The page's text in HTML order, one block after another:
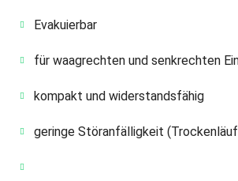
Evakuierbar
für waagrechten und senkrechten
kompakt und widerstandsfähig
geringe Störanfälligkeit